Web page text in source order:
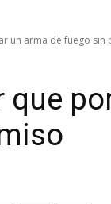
un arma de fuego sin
que